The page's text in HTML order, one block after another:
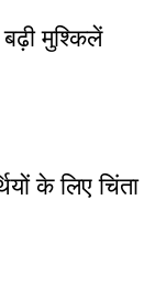
मुश्किलें
के लिए चिंता